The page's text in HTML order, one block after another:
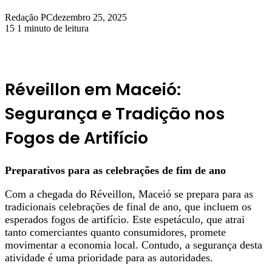
Redação PCdezembro 25, 2025
15 1 minuto de leitura
Réveillon em Maceió:
Segurança e Tradição nos
Fogos de Artifício
Preparativos para as celebrações de fim de ano
Com a chegada do Réveillon, Maceió se prepara para as
tradicionais celebrações de final de ano, que incluem os
esperados fogos de artifício. Este espetáculo, que atrai
tanto comerciantes quanto consumidores, promete
movimentar a economia local. Contudo, a segurança desta
atividade é uma prioridade para as autoridades.